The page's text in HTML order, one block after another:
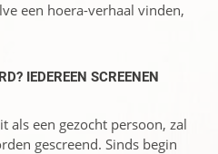
een hoera-verhaal vinden,
IEDEREEN SCREENEN
als een gezocht persoon, zal
gescreend. Sinds begin